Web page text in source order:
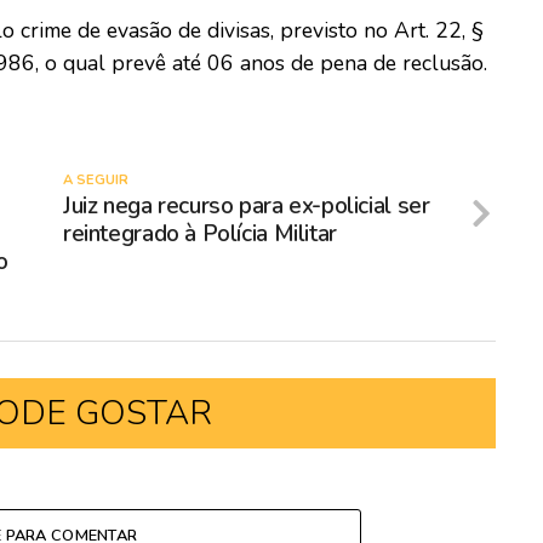
crime de evasão de divisas, previsto no Art. 22, §
o qual prevê até 06 anos de pena de reclusão.
A SEGUIR
Juiz nega recurso para ex-policial ser
reintegrado à Polícia Militar
GOSTAR
PARA COMENTAR